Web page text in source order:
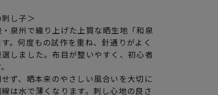
し子＞
泉州で織り上げた上質な晒生地「和泉
。何度もの試作を重ね、針通りがよく
しました。布目が整いやすく、初心者
ず、晒本来のやさしい風合いを大切に
は水で薄くなります。刺し心地の良さ